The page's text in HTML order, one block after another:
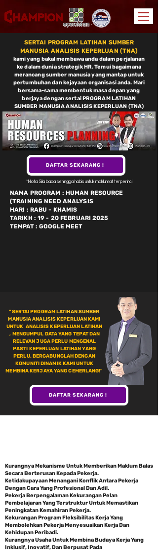
SERTAI PROGRAM LATIHAN SUMBER
MANUSIA ANALISIS KEPERLUAN (TNA)
kami yang bakal membawa anda dalam perjalanan
ke dalam dunia strategik HR. Temui bagaimana
merancang sumber manusia yang mantap untuk
pertumbuhan dan kejayaan organisasi anda. Mari
bersama-sama membentuk masa depan yang
berjayadengan sertai PROGRAM LATIHAN
SUMBER MANUSIA ANALISIS KEPERLUAN (TNA)
DAFTAR SEKARANG !
*Nota: Sila baca sehingga habis untuk maklumat terperinci
NAMA PROGRAM : HUMAN RESOURCE
(TRAINING NEED ANALYSIS
HARI : RABU - KHAMIS
TARIKH : 19 - 20 FEBRUARI 2025
TEMPAT : GOOGLE MEET
"SERTAI PROGRAMLATIHAN SUMBER
MANUSIA ANALISIS KEPERLUANKAMI
UNTUK ANALISIS KEPERLUAN LATIHAN
, MENGUMPUL DATA YANG TEPAT DAN
RELEVAN JUGA PERLU MENGENAL
PASTI KEPERLUAN LATIHAN YANG
PERLU. BERGABUNGLAH DENGAN
KOMUNITI DINAMIK KAMI UNTUK
MEMBINA KERJAYA YANG CEMERLANG!"
DAFTAR SEKARANG !
Kurangnya Mekanisme Untuk Memberikan Maklum Balas
Secara Berterusan Kepada Pekerja.
Ketidakupayaan Menangani Konflik Antara Pekerja
Dengan Cara Yang Profesional Dan Adil.
Pekerja Berpengalaman Kekurangan Pelan
Pembelajaran Yang Terstruktur Untuk Memastikan
Peningkatan Kemahiran Pekerja.
Kekurangan Program Fleksibilitas Kerja Yang
Membolehkan Pekerja Menyesuaikan Kerja Dan
Kehidupan Peribadi.
Kurangnya Usaha Untuk Membina Budaya Kerja Yang
Inklusif, Inovatif, Dan Berpusat Pada